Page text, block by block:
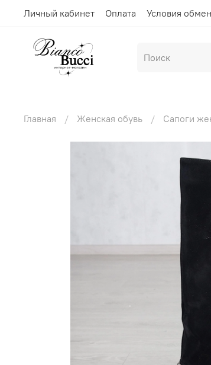
Личный кабинет Оплата Условия
Главная
Женская обувь Сапоги